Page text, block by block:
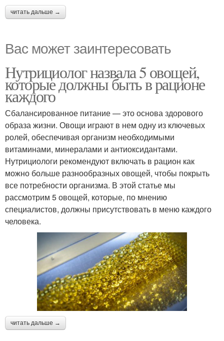
читать дальше →
Вас может заинтересовать
Нутрициолог назвала 5 овощей,
которые должны быть в рационе
каждого
Сбалансированное питание — это основа здорового
образа жизни. Овощи играют в нем одну из ключевых
ролей, обеспечивая организм необходимыми
витаминами, минералами и антиоксидантами.
Нутрициологи рекомендуют включать в рацион как
можно больше разнообразных овощей, чтобы покрыть
все потребности организма. В этой статье мы
рассмотрим 5 овощей, которые, по мнению
специалистов, должны присутствовать в меню каждого
человека.
читать дальше →